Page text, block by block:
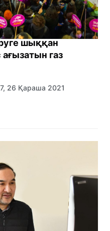
шыққан
газ
26 Қараша 2021